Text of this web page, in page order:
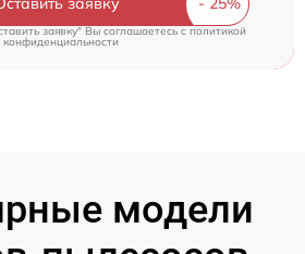
заявку" Вы соглашаетесь c политикой
конфиденциальности
модели